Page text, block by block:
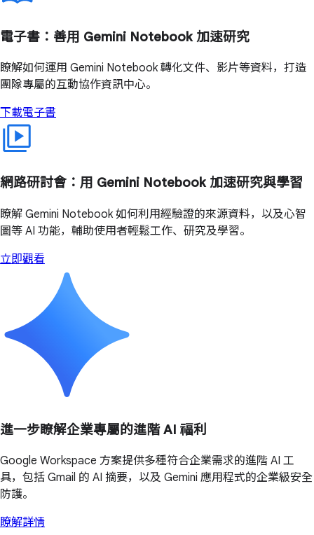
電子書：善用 Gemini Notebook 加速研究
瞭解如何運用 Gemini Notebook 轉化文件、影片等資料，打造
團隊專屬的互動協作資訊中心。
下載電子書
網路研討會：用 Gemini Notebook 加速研究與學習
瞭解 Gemini Notebook 如何利用經驗證的來源資料，以及心智
圖等 AI 功能，輔助使用者輕鬆工作、研究及學習。
立即觀看
進一步瞭解企業專屬的進階 AI 福利
Google Workspace 方案提供多種符合企業需求的進階 AI 工
具，包括 Gmail 的 AI 摘要，以及 Gemini 應用程式的企業級安全
防護。
瞭解詳情